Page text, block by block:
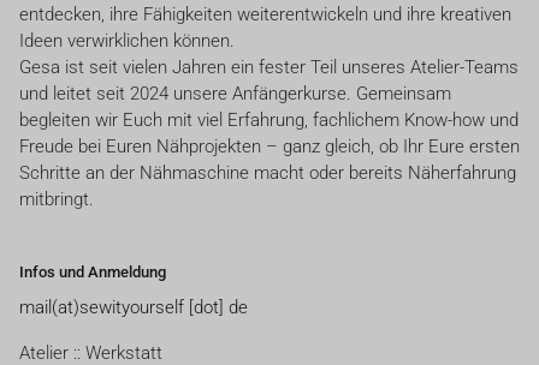
entdecken, ihre Fähigkeiten weiterentwickeln und ihre kreativen
Ideen verwirklichen können.
Gesa ist seit vielen Jahren ein fester Teil unseres Atelier-Teams
und leitet seit 2024 unsere Anfängerkurse. Gemeinsam
begleiten wir Euch mit viel Erfahrung, fachlichem Know-how und
Freude bei Euren Nähprojekten – ganz gleich, ob Ihr Eure ersten
Schritte an der Nähmaschine macht oder bereits Näherfahrung
mitbringt.
Infos und Anmeldung
mail(at)sewityourself [dot] de
Atelier :: Werkstatt